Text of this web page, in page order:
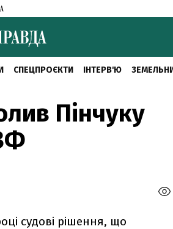
СПЕЦПРОЄКТИ ІНТЕРВ'Ю
Пінчуку
судові рішення, що